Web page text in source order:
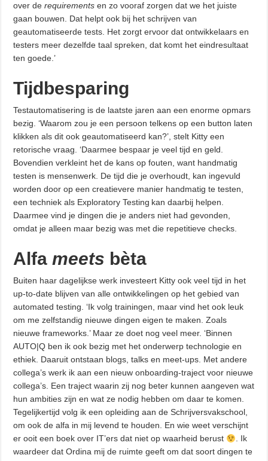
over derequirements en zo vooraf zorgen dat we het juiste
gaan bouwen. Dat helpt ook bij het schrijven van
geautomatiseerde tests. Het zorgt ervoor dat ontwikkelaars en
testers meer dezelfde taal spreken, dat komt het eindresultaat
ten goede.’
Tijdbesparing
Testautomatisering is de laatste jaren aan een enorme opmars
bezig. ‘Waarom zou je een persoon telkens op een button laten
klikken als dit ook geautomatiseerd kan?’, stelt Kitty een
retorische vraag. ‘Daarmee bespaar je veel tijd en geld.
Bovendien verkleint het de kans op fouten, want handmatig
testen is mensenwerk. De tijd die je overhoudt, kan ingevuld
worden door op een creatievere manier handmatig te testen,
een techniek als Exploratory Testing kan daarbij helpen.
Daarmee vind je dingen die je anders niet had gevonden,
omdat je alleen maar bezig was met die repetitieve checks.
Alfameets bèta
Buiten haar dagelijkse werk investeert Kitty ook veel tijd in het
up-to-date blijven van alle ontwikkelingen op het gebied van
automated testing. ‘Ik volg trainingen, maar vind het ook leuk
om me zelfstandig nieuwe dingen eigen te maken. Zoals
nieuwe frameworks.’ Maar ze doet nog veel meer. ‘Binnen
AUTO|Q ben ik ook bezig met het onderwerp technologie en
ethiek. Daaruit ontstaan blogs, talks en meet-ups. Met andere
collega’s werk ik aan een nieuw onboarding-traject voor nieuwe
collega’s. Een traject waarin zij nog beter kunnen aangeven wat
hun ambities zijn en wat ze nodig hebben om daar te komen.
Tegelijkertijd volg ik een opleiding aan de Schrijversvakschool,
om ook de alfa in mij levend te houden. En wie weet verschijnt
er ooit een boek over IT’ers dat niet op waarheid berust
. Ik
waardeer dat Ordina mij de ruimte geeft om dat soort dingen te